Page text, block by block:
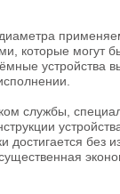
которые могут
устройства
службы,
без